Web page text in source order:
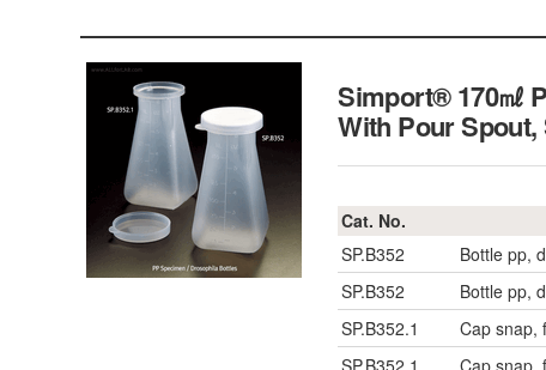
Simport® 170㎖
With Pour
Cat. No.
SP.B352
Bottle pp,
SP.B352
Bottle pp,
SP.B352.1
Cap snap,
SP.B352.1
Cap snap,